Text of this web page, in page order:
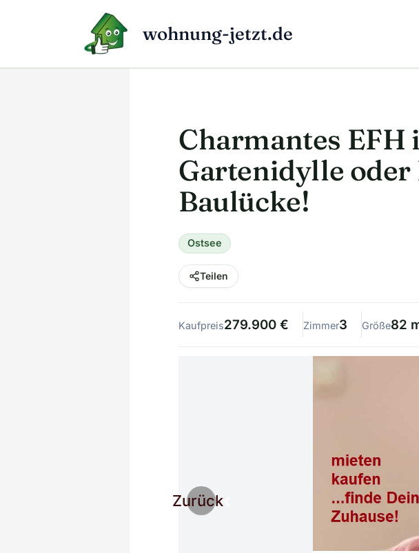
wohnung-jetzt.de
Charmantes
Gartenidylle oder
Baulücke!
Ostsee
Teilen
Kaufpreis279.900 € Zimmer3 Größe82
Zurück